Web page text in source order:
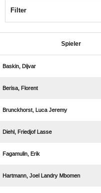
Filter
Spieler
 
 
  
  
 
   